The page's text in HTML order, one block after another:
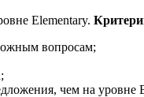
Elementary.
вопросам;
чем на уровне